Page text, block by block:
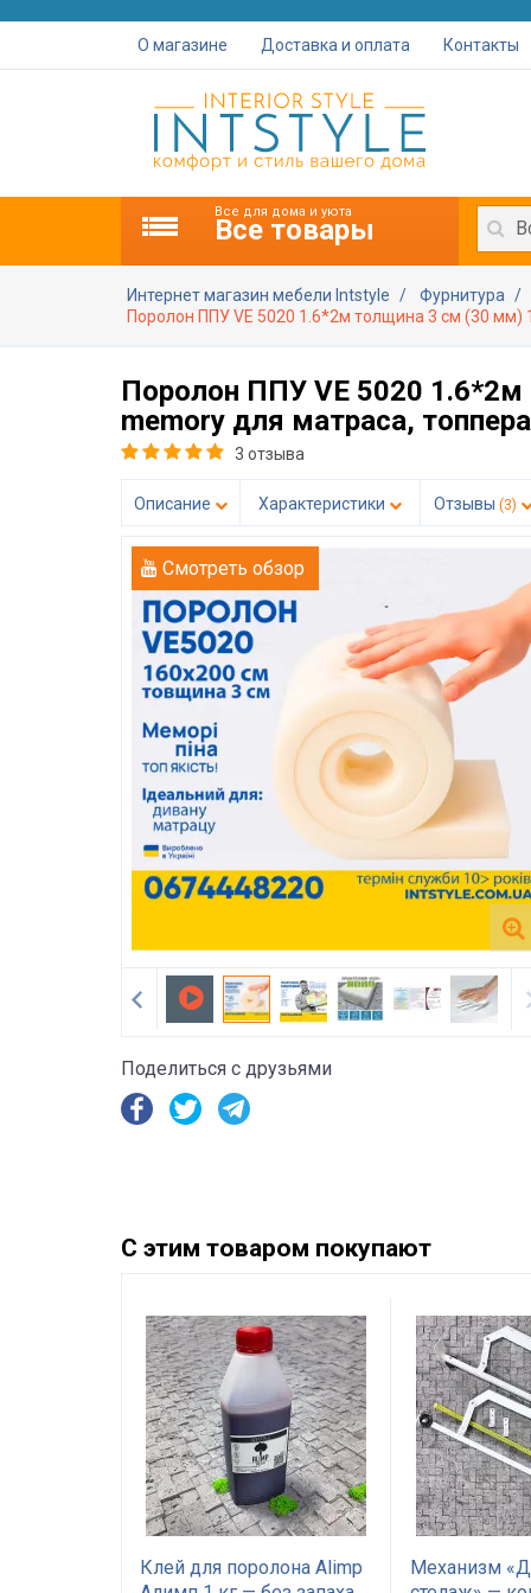
О магазине Доставка и оплата Контакты
Все для дома и уюта
Все товары
Интернет магазин мебели Intstyle Фурнитура
Поролон ППУ VE 5020 1.6*2м толщина 3 см (30 мм)
Поролон ППУ VE 5020
memory для матраса,
3 отзыва
Описание Характеристики Отзывы (3)
Смотреть обзор
Поделиться с друзьями
С этим товаром покупают
Клей для поролона Alimp
Механизм